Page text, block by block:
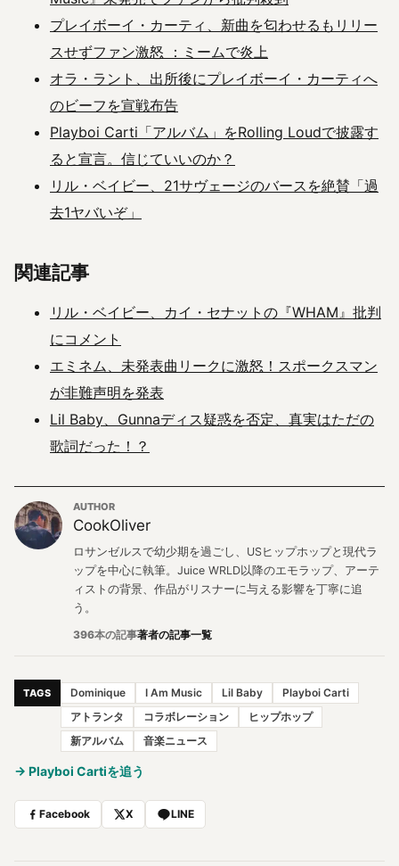
プレイボーイ・カーティ、新曲を匂わせるもリリー
スせずファン激怒 ：ミームで炎上
オラ・ラント、出所後にプレイボーイ・カーティへ
のビーフを宣戦布告
Playboi Carti「アルバム」をRolling Loudで披露す
ると宣言。信じていいのか？
リル・ベイビー、21サヴェージのバースを絶賛「過
去1ヤバいぞ」
関連記事
リル・ベイビー、カイ・セナットの『WHAM』批判
にコメント
エミネム、未発表曲リークに激怒！スポークスマン
が非難声明を発表
Lil Baby、Gunnaディス疑惑を否定、真実はただの
歌詞だった！？
AUTHOR
CookOliver
ロサンゼルスで幼少期を過ごし、USヒップホップと現代ラ
ップを中心に執筆。Juice WRLD以降のエモラップ、アーテ
ィストの背景、作品がリスナーに与える影響を丁寧に追
う。
396本の記事著者の記事一覧
TAGS Dominique I Am Music Lil Baby
Playboi Carti
アトランタ
コラボレーション
ヒップホップ
新アルバム
音楽ニュース
→ Playboi Cartiを追う
Facebook X LINE